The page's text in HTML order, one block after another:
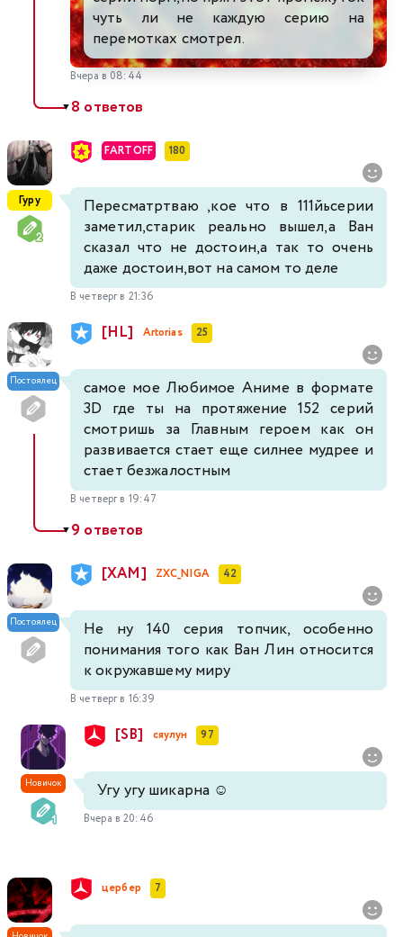
чуть ли не каждую серию на
перемотках смотрел.
Вчера в 08:44
▼8 ответов
Гуру
FARTOFF 180
Пересматртваю ,кое что в 111йьсерии
заметил,старик реально вышел,а Ван
сказал что не достоин,а так то очень
даже достоин,вот на самом то деле
В четверг в 21:36
Постоялец
[HL] Artorias 25
самое мое Любимое Аниме в формате
3D где ты на протяжение 152 серий
смотришь за Главным героем как он
развивается стает еще силнее мудрее и
стает безжалостным
В четверг в 19:47
▼9 ответов
Постоялец
[XAM] ZXC_NIGA 42
Не ну 140 серия топчик, особенно
понимания того как Ван Лин относится
к окружавшему миру
В четверг в 16:39
Новичок
[SB] сяулун 97
Угу угу шикарна ☺️
Вчера в 20:46
цербер 7